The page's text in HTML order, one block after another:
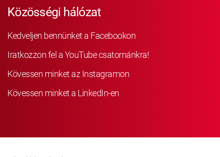
Közösségi hálózat
Kedveljen bennünket a Facebookon
Iratkozzon fel a YouTube csatornánkra!
Kövessen minket az Instagramon
Kövessen minket a LinkedIn-en